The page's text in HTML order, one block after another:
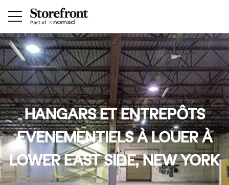
HANGARS ET ENTREPÔTS
EVENEMENTIELS À LOUER À
LOWER EAST SIDE, NEW YORK